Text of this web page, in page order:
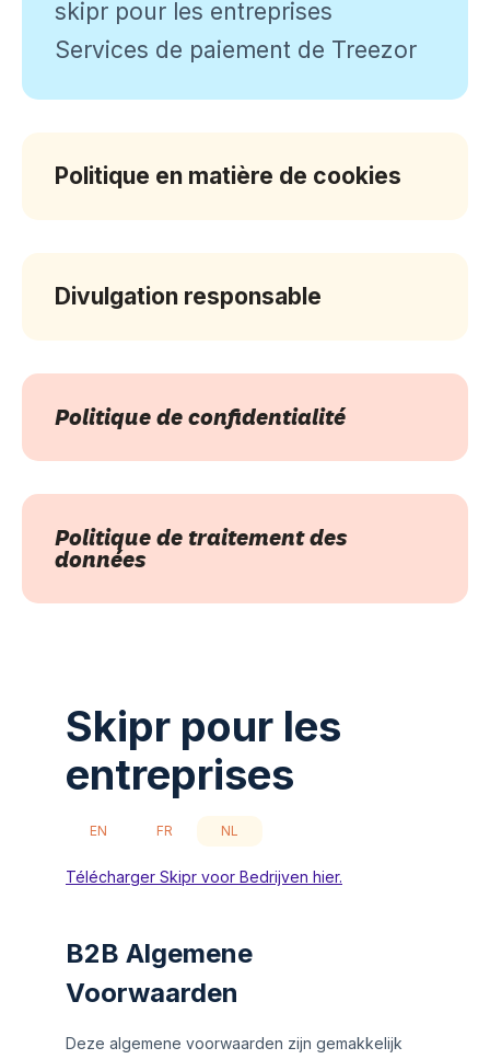
skipr pour les entreprises
Services de paiement de Treezor
Politique en matière de cookies
Divulgation responsable
Politique de confidentialité
Politique de traitement des
données
Skipr pour les
entreprises
EN FR NL
Télécharger Skipr voor Bedrijven hier.
B2B Algemene
Voorwaarden
Deze algemene voorwaarden zijn gemakkelijk